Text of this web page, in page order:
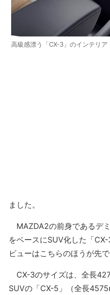
高級感漂う「CX-3」のインテリア
ました。
MAZDA2の前身であるデ
をベースにSUV化した「
ビューはこちらのほうが先で
CX-3のサイズは、全長
SUVの「CX-5」（全長